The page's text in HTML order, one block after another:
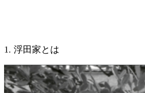
1. 浮田家とは